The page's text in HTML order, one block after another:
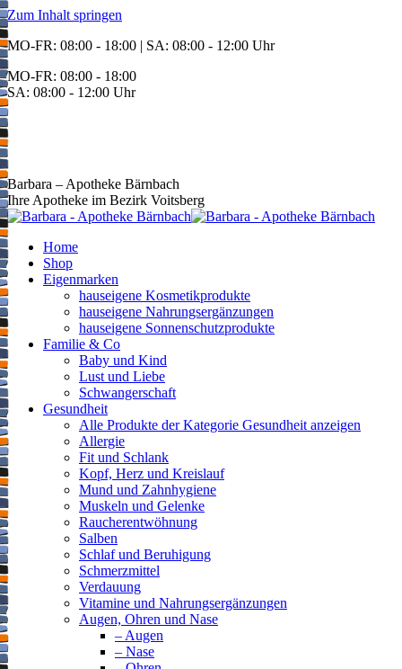
Zum Inhalt springen
MO-FR: 08:00 - 18:00 | SA: 08:00 - 12:00 Uhr
MO-FR: 08:00 - 18:00
SA: 08:00 - 12:00 Uhr
BEREITSCHAFT
+43 3142 62553
Barbara – Apotheke Bärnbach
Ihre Apotheke im Bezirk Voitsberg
Home
Shop
Eigenmarken
hauseigene Kosmetikprodukte
hauseigene Nahrungsergänzungen
hauseigene Sonnenschutzprodukte
Familie & Co
Baby und Kind
Lust und Liebe
Schwangerschaft
Gesundheit
Alle Produkte der Kategorie Gesundheit anzeigen
Allergie
Fit und Schlank
Kopf, Herz und Kreislauf
Mund und Zahnhygiene
Muskeln und Gelenke
Raucherentwöhnung
Salben
Schlaf und Beruhigung
Schmerzmittel
Verdauung
Vitamine und Nahrungsergänzungen
Augen, Ohren und Nase
– Augen
– Nase